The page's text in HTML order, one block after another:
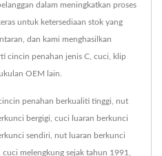
dalam meningkatkan proses
untuk ketersediaan stok yang
dan kami menghasilkan
cincin penahan jenis C, cuci, klip
OEM lain.
penahan berkualiti tinggi, nut
bergigi, cuci luaran berkunci
sendiri, nut luaran berkunci
melengkung sejak tahun 1991,